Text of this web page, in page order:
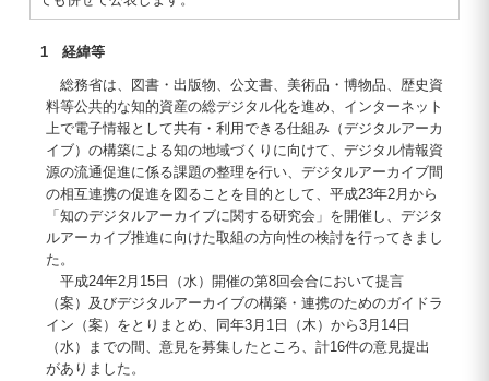
1 経緯等
総務省は、図書・出版物、公文書、美術品・博物品、歴史資
料等公共的な知的資産の総デジタル化を進め、インターネット
上で電子情報として共有・利用できる仕組み（デジタルアーカ
イブ）の構築による知の地域づくりに向けて、デジタル情報資
源の流通促進に係る課題の整理を行い、デジタルアーカイブ間
の相互連携の促進を図ることを目的として、平成23年2月から
「知のデジタルアーカイブに関する研究会」を開催し、デジタ
ルアーカイブ推進に向けた取組の方向性の検討を行ってきまし
た。
平成24年2月15日（水）開催の第8回会合において提言
（案）及びデジタルアーカイブの構築・連携のためのガイドラ
イン（案）をとりまとめ、同年3月1日（木）から3月14日
（水）までの間、意見を募集したところ、計16件の意見提出
がありました。